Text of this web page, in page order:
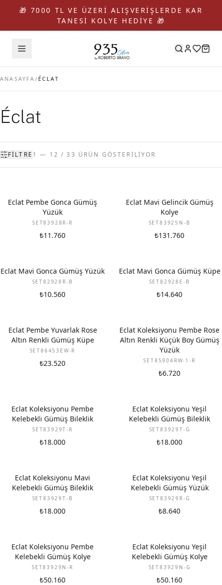
🎁 7000 TL VE ÜZERİ ALIŞVERİŞLERDE KAR
TANESİ KOLYE HEDİYE 🎁
ANASAYFA / ÉCLAT
Éclat
FILTRE 1 — 12 / 33 ÜRÜN GÖSTERİLİYOR
Eclat Pembe Gonca Gümüş
Yüzük
SET83928R-R
₺11.760
Eclat Mavi Gelincik Gümüş
Kolye
SET83925N-B
₺131.760
Eclat Mavi Gonca Gümüş Yüzük
SET82928R-B
₺10.560
Eclat Mavi Gonca Gümüş Küpe
SET82928E-B
₺14.640
Eclat Pembe Yuvarlak Rose
Altın Renkli Gümüş Küpe
SET86453EW-R
₺23.520
Eclat Koleksiyonu Pembe Rose
Altın Renkli Küçük Boy Gümüş
Yüzük
SET85904RW-1-R
₺6.720
Eclat Koleksiyonu Pembe
Kelebekli Gümüş Bileklik
SET83929T-R
₺18.000
Eclat Koleksiyonu Yeşil
Kelebekli Gümüş Bileklik
SET83929T-G
₺18.000
Eclat Koleksiyonu Mavi
Kelebekli Gümüş Bileklik
SET83929T-B
₺18.000
Eclat Koleksiyonu Yeşil
Kelebekli Gümüş Yüzük
SET83929R-G
₺8.640
Eclat Koleksiyonu Pembe
Kelebekli Gümüş Kolye
SET83929N-R
₺50.160
Eclat Koleksiyonu Yeşil
Kelebekli Gümüş Kolye
SET83929N-G
₺50.160